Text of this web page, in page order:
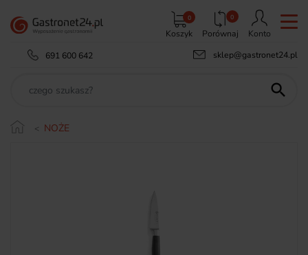
Koszyk
0 0
Porównaj
Konto
691 600 642
sklep@gastronet24.pl

NOŻE